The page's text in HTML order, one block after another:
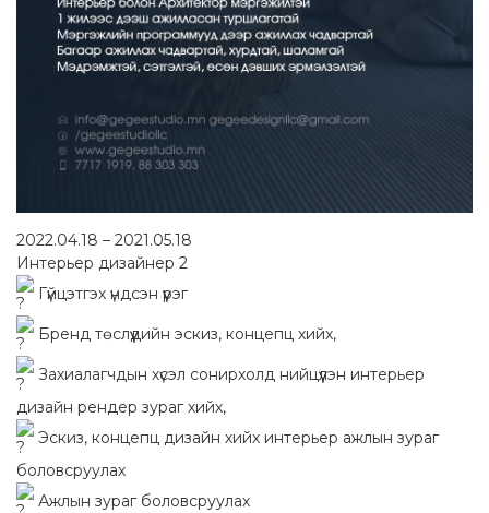
2022.04.18 – 2021.05.18
Интерьер дизайнер 2
Гүйцэтгэх үндсэн үүрэг
Бренд төслүүдийн эскиз, концепц хийх,
Захиалагчдын хүсэл сонирхолд нийцүүлэн интерьер
дизайн рендер зураг хийх,
Эскиз, концепц дизайн хийх интерьер ажлын зураг
боловсруулах
Ажлын зураг боловсруулах